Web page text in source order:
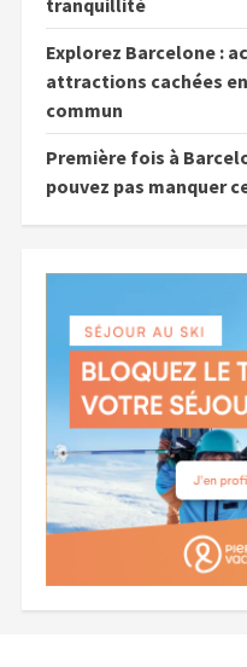
tranquillité
Explorez Barcelone :
attractions cachées
commun
Première fois à
pouvez pas manquer